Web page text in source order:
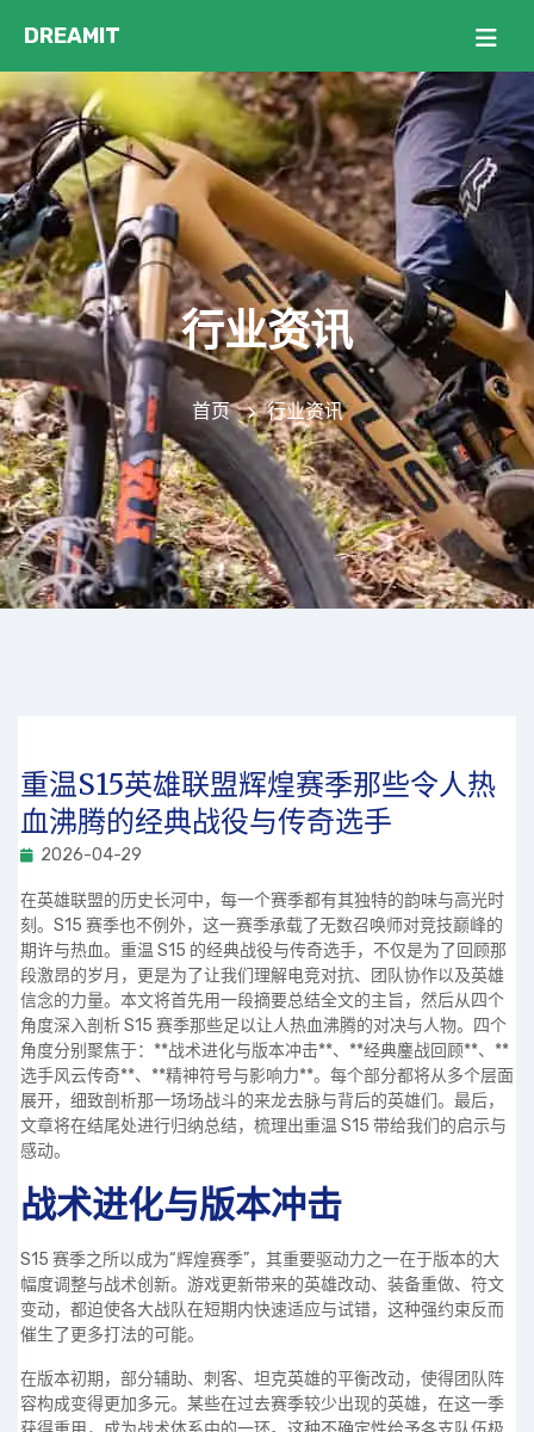
行业资讯
首页 行业资讯
重温S15英雄联盟辉煌赛季那些令人热
血沸腾的经典战役与传奇选手
2026-04-29
在英雄联盟的历史长河中，每一个赛季都有其独特的韵味与高光时
刻。S15 赛季也不例外，这一赛季承载了无数召唤师对竞技巅峰的
期许与热血。重温 S15 的经典战役与传奇选手，不仅是为了回顾那
段激昂的岁月，更是为了让我们理解电竞对抗、团队协作以及英雄
信念的力量。本文将首先用一段摘要总结全文的主旨，然后从四个
角度深入剖析 S15 赛季那些足以让人热血沸腾的对决与人物。四个
角度分别聚焦于：**战术进化与版本冲击**、**经典鏖战回顾**、**
选手风云传奇**、**精神符号与影响力**。每个部分都将从多个层面
展开，细致剖析那一场场战斗的来龙去脉与背后的英雄们。最后，
文章将在结尾处进行归纳总结，梳理出重温 S15 带给我们的启示与
感动。
战术进化与版本冲击
S15 赛季之所以成为“辉煌赛季”，其重要驱动力之一在于版本的大
幅度调整与战术创新。游戏更新带来的英雄改动、装备重做、符文
变动，都迫使各大战队在短期内快速适应与试错，这种强约束反而
催生了更多打法的可能。
在版本初期，部分辅助、刺客、坦克英雄的平衡改动，使得团队阵
容构成变得更加多元。某些在过去赛季较少出现的英雄，在这一季